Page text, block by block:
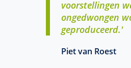
voorstellingen
ongedwongen
geproduceerd.'
Piet van Roest